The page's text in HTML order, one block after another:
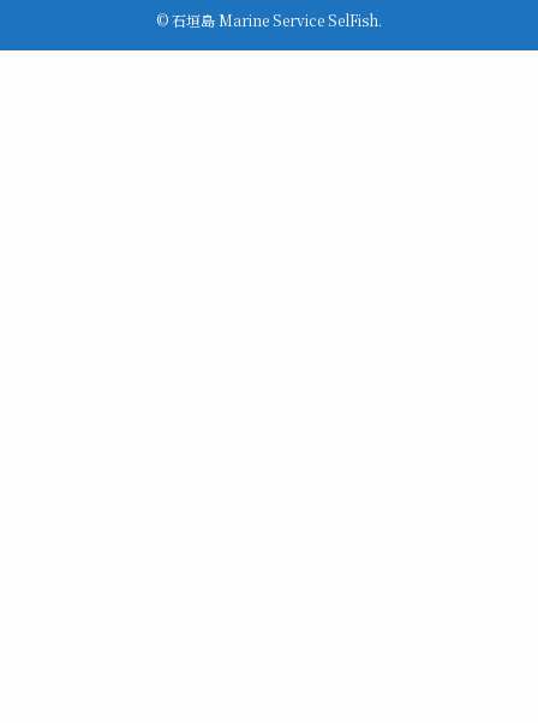
©石垣島 Marine Service SelFish.